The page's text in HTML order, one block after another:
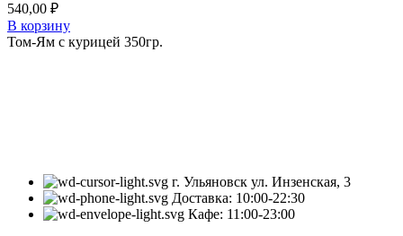
540,00 ₽
В корзину
Том-Ям с курицей 350гр.
г. Ульяновск ул. Инзенская, 3
Доставка: 10:00-22:30
Кафе: 11:00-23:00